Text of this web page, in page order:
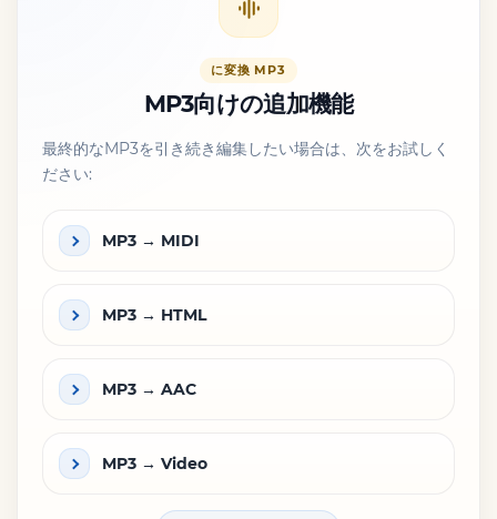
に変換 MP3
MP3向けの追加機能
最終的なMP3を引き続き編集したい場合は、次をお試しく
ださい:
MP3 → MIDI
MP3 → HTML
MP3 → AAC
MP3 → Video